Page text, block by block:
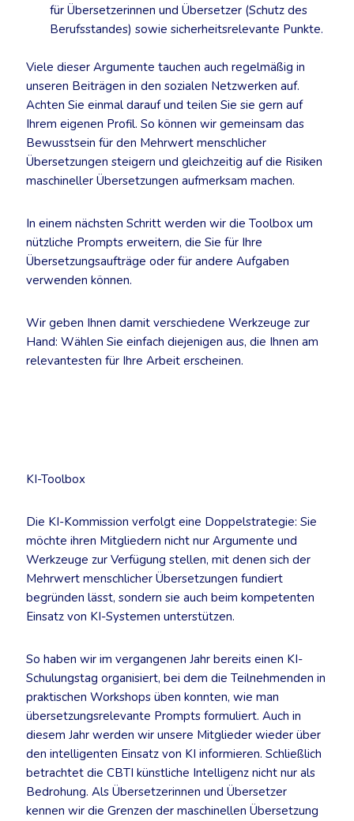
für Übersetzerinnen und Übersetzer (Schutz des
Berufsstandes) sowie sicherheitsrelevante Punkte.
Viele dieser Argumente tauchen auch regelmäßig in
unseren Beiträgen in den sozialen Netzwerken auf.
Achten Sie einmal darauf und teilen Sie sie gern auf
Ihrem eigenen Profil. So können wir gemeinsam das
Bewusstsein für den Mehrwert menschlicher
Übersetzungen steigern und gleichzeitig auf die Risiken
maschineller Übersetzungen aufmerksam machen.
In einem nächsten Schritt werden wir die Toolbox um
nützliche Prompts erweitern, die Sie für Ihre
Übersetzungsaufträge oder für andere Aufgaben
verwenden können.
Wir geben Ihnen damit verschiedene Werkzeuge zur
Hand: Wählen Sie einfach diejenigen aus, die Ihnen am
relevantesten für Ihre Arbeit erscheinen.
KI-Toolbox
Die KI-Kommission verfolgt eine Doppelstrategie: Sie
möchte ihren Mitgliedern nicht nur Argumente und
Werkzeuge zur Verfügung stellen, mit denen sich der
Mehrwert menschlicher Übersetzungen fundiert
begründen lässt, sondern sie auch beim kompetenten
Einsatz von KI-Systemen unterstützen.
So haben wir im vergangenen Jahr bereits einen KI-
Schulungstag organisiert, bei dem die Teilnehmenden in
praktischen Workshops üben konnten, wie man
übersetzungsrelevante Prompts formuliert. Auch in
diesem Jahr werden wir unsere Mitglieder wieder über
den intelligenten Einsatz von KI informieren. Schließlich
betrachtet die CBTI künstliche Intelligenz nicht nur als
Bedrohung. Als Übersetzerinnen und Übersetzer
kennen wir die Grenzen der maschinellen Übersetzung